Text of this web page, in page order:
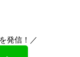
発信！／